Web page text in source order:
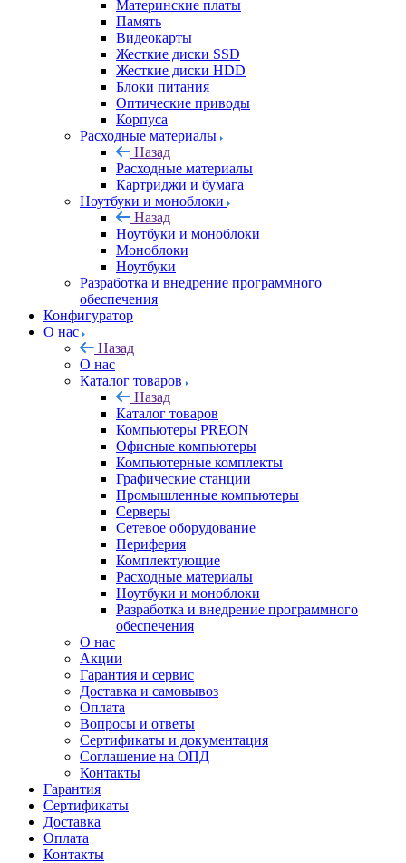
Материнские платы
Память
Видеокарты
Жесткие диски SSD
Жесткие диски HDD
Блоки питания
Оптические приводы
Корпуса
Расходные материалы
Назад
Расходные материалы
Картриджи и бумага
Ноутбуки и моноблоки
Назад
Ноутбуки и моноблоки
Моноблоки
Ноутбуки
Разработка и внедрение программного
обеспечения
Конфигуратор
О нас
Назад
О нас
Каталог товаров
Назад
Каталог товаров
Компьютеры PREON
Офисные компьютеры
Компьютерные комплекты
Графические станции
Промышленные компьютеры
Серверы
Сетевое оборудование
Периферия
Комплектующие
Расходные материалы
Ноутбуки и моноблоки
Разработка и внедрение программного
обеспечения
О нас
Акции
Гарантия и сервис
Доставка и самовывоз
Оплата
Вопросы и ответы
Сертификаты и документация
Соглашение на ОПД
Контакты
Гарантия
Сертификаты
Доставка
Оплата
Контакты